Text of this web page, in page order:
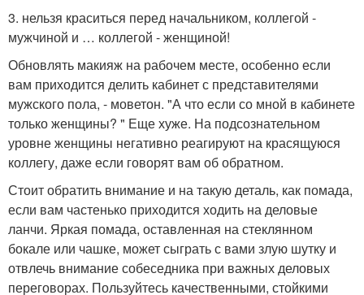
3. нельзя краситься перед начальником, коллегой -
мужчиной и … коллегой - женщиной!
Обновлять макияж на рабочем месте, особенно если
вам приходится делить кабинет с представителями
мужского пола, - моветон. "А что если со мной в кабинете
только женщины? " Еще хуже. На подсознательном
уровне женщины негативно реагируют на красящуюся
коллегу, даже если говорят вам об обратном.
Стоит обратить внимание и на такую деталь, как помада,
если вам частенько приходится ходить на деловые
ланчи. Яркая помада, оставленная на стеклянном
бокале или чашке, может сыграть с вами злую шутку и
отвлечь внимание собеседника при важных деловых
переговорах. Пользуйтесь качественными, стойкими